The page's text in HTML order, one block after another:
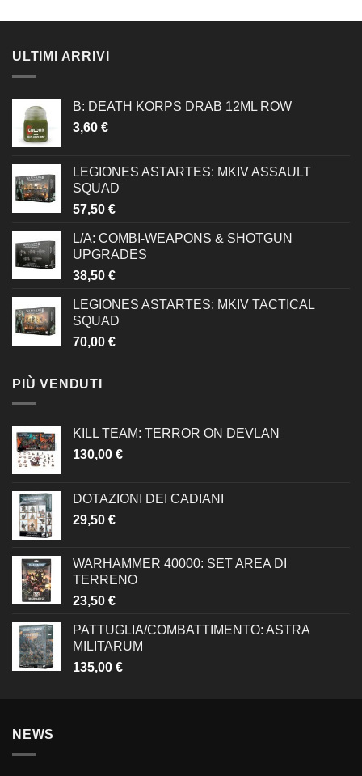
ULTIMI ARRIVI
B: DEATH KORPS DRAB 12ML ROW
3,60 €
LEGIONES ASTARTES: MKIV ASSAULT
SQUAD
57,50 €
L/A: COMBI-WEAPONS & SHOTGUN
UPGRADES
38,50 €
LEGIONES ASTARTES: MKIV TACTICAL
SQUAD
70,00 €
PIÙ VENDUTI
KILL TEAM: TERROR ON DEVLAN
130,00 €
DOTAZIONI DEI CADIANI
29,50 €
WARHAMMER 40000: SET AREA DI
TERRENO
23,50 €
PATTUGLIA/COMBATTIMENTO: ASTRA
MILITARUM
135,00 €
NEWS